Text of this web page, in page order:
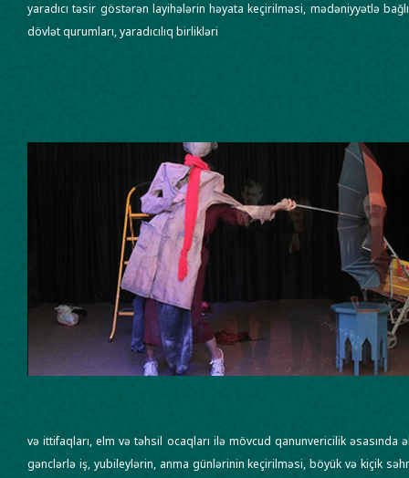
yaradıcı təsir göstərən layihələrin həyata keçirilməsi, mədəniyyətlə bağlı
dövlət qurumları, yaradıcılıq birlikləri
və ittifaqları, elm və təhsil ocaqları ilə mövcud qanunvericilik əsasında
gənclərlə iş, yubileylərin, anma günlərinin keçirilməsi, böyük və kiçik